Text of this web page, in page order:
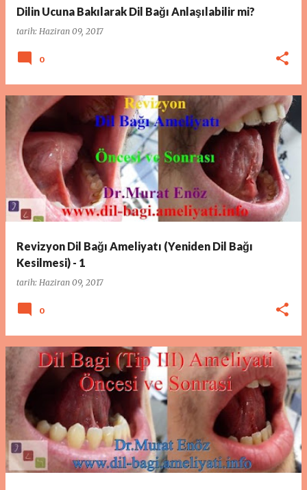
Dilin Ucuna Bakılarak Dil Bağı Anlaşılabilir mi?
tarih: Haziran 09, 2017
0
Revizyon Dil Bağı Ameliyatı (Yeniden Dil Bağı
Kesilmesi) - 1
tarih: Haziran 09, 2017
0